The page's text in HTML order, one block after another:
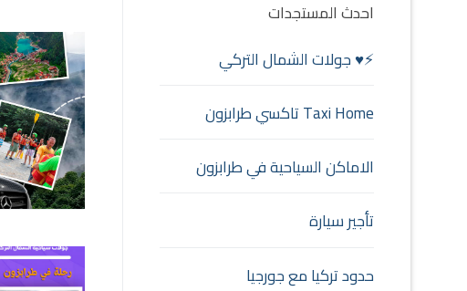
احدث المستجدات
⚡♥ جولات الشمال التركي
Taxi Home تاكسي طرابزون
الاماكن السياحية في طرابزون
تأجير سيارة
حدود تركيا مع جورجيا